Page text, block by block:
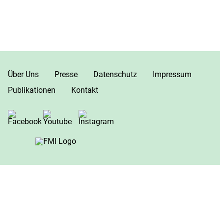
Über Uns Presse Datenschutz
Impressum
Publikationen
Kontakt